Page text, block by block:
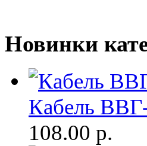
Новинки
Кабель
108.00 р.